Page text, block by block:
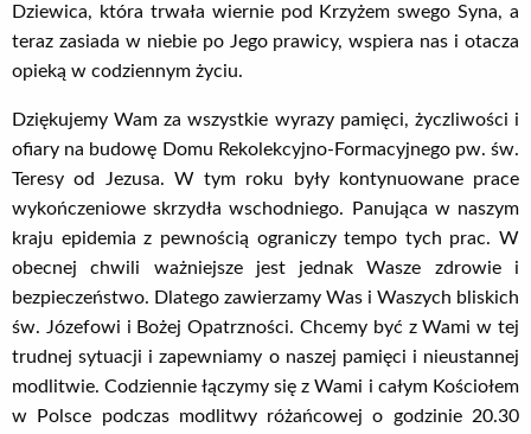
Dziewica, która trwała wiernie pod Krzyżem swego Syna, a
teraz zasiada w niebie po Jego prawicy, wspiera nas i otacza
opieką w codziennym życiu.
Dziękujemy Wam za wszystkie wyrazy pamięci, życzliwości i
ofiary na budowę Domu Rekolekcyjno-Formacyjnego pw. św.
Teresy od Jezusa. W tym roku były kontynuowane prace
wykończeniowe skrzydła wschodniego. Panująca w naszym
kraju epidemia z pewnością ograniczy tempo tych prac. W
obecnej chwili ważniejsze jest jednak Wasze zdrowie i
bezpieczeństwo. Dlatego zawierzamy Was i Waszych bliskich
św. Józefowi i Bożej Opatrzności. Chcemy być z Wami w tej
trudnej sytuacji i zapewniamy o naszej pamięci i nieustannej
modlitwie. Codziennie łączymy się z Wami i całym Kościołem
w Polsce podczas modlitwy różańcowej o godzinie 20.30